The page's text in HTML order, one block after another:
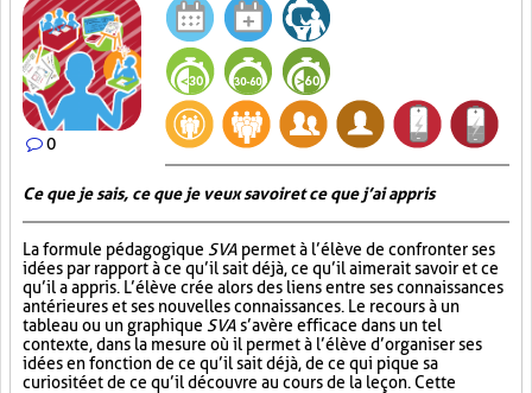
0
Ce que je sais, ce que je veux savoir et ce que j’ai appris
La formule pédagogique SVA permet à l’élève de confronter ses
idées par rapport à ce qu’il sait déjà, ce qu’il aimerait savoir et ce
qu’il a appris. L’élève crée alors des liens entre ses connaissances
antérieures et ses nouvelles connaissances. Le recours à un
tableau ou un graphique SVA s’avère efficace dans un tel
contexte, dans la mesure où il permet à l’élève d’organiser ses
idées en fonction de ce qu’il sait déjà, de ce qui pique sa
curiosité et de ce qu’il découvre au cours de la leçon. Cette